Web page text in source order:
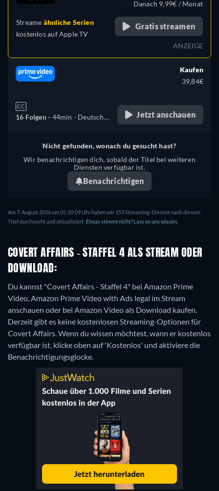
Streame ähnliche Serien
kostenlos aufApple TV
Danach 9,99€ / Monat
Gratis streamen
ANZEIGE
CC
16 Folgen - 44min - Deutsch,
Kaufen
39,84€
Jetzt anschauen
Nicht gefunden, wonach du gesucht hast?
Wir benachrichtigen dich, sobald der Titel bei weiteren
Diensten verfügbar ist.
Benachrichtigen
Am 7. August 2026 um 05:10:09 Uhr haben wir 153 Streaming-Dienste nach diesem
Titel durchsucht und aktualisiert. Etwas stimmt nicht? Lass es uns wissen.
COVERT AFFAIRS - STAFFEL 4 ALS STREAM ODER
DOWNLOAD:
Du kannst "Covert Affairs - Staffel 4" bei Amazon Prime
Video, Amazon Prime Video with Ads legal im Stream
anschauen oder bei Amazon Video als Download kaufen.
Derzeit gibt es keine kostenlosen Streaming-Optionen für
Covert Affairs. Wenn du wissen möchtest, wann er kostenlos
verfügbar ist, klicke oben auf 'Kostenlos' und aktiviere die
Benachrichtigungsglocke.